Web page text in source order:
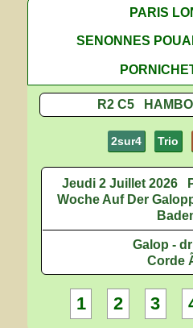
PARIS
SENONNES
R2 C5
2sur4 Trio
Jeudi 2 Juillet 2026
Woche Auf Der
Galop - dr
Corde
1 2 3